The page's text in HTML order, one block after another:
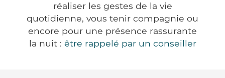
réaliser les gestes de la vie
quotidienne, vous tenir compagnie ou
encore pour une présence rassurante
la nuit : être rappelé par un conseiller